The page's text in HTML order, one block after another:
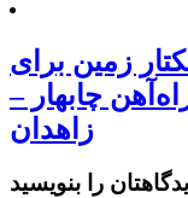
۱۳۰ هکتار زمین برای
چابهار –
زاهدان
را بنویسید